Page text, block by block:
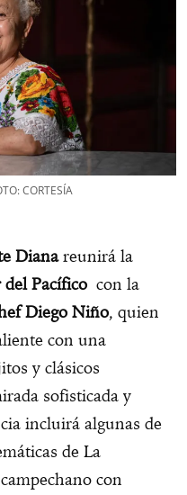
CORTESÍA
Dianareunirá la
Pacífico con la
Diego Niño, quien
con una
y clásicos
sofisticada y
incluirá algunas de
de La
con